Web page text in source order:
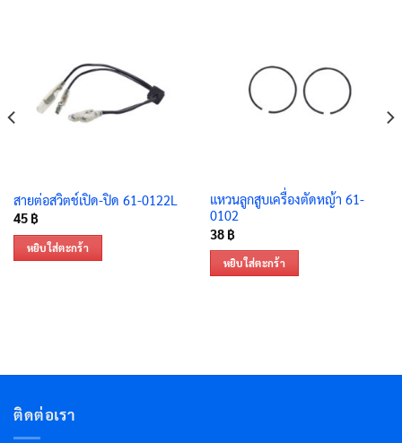
สายต่อสวิตช์เปิด-ปิด 61-0122L
45 ฿
หยิบใส่ตะกร้า
แหวนลูกสูบเครื่องตัดหญ้า 61-
0102
38 ฿
หยิบใส่ตะกร้า
ติดต่อเรา